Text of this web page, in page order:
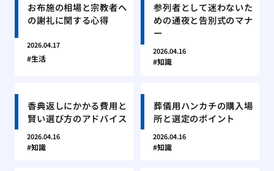
お布施の相場と宗教者へ
の謝礼に関する心得
2026.04.17
生活
参列者として迷わないた
めの通夜と告別式のマナ
ー
2026.04.16
知識
香典返しにかかる費用と
賢い選び方のアドバイス
2026.04.16
知識
葬儀用ハンカチの購入場
所と選定のポイント
2026.04.16
知識